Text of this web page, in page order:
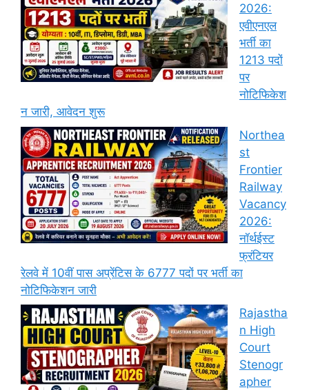
2026:
एवीएनएल
भर्ती का
1213 पदों
पर
नोटिफिकेश
न जारी, आवेदन शुरू
Northea
st
Frontier
Railway
Vacancy
2026:
नॉर्थईस्ट
फ्रंटियर
रेलवे में 10वीं पास अप्रेंटिस के 6777 पदों पर भर्ती का
नोटिफिकेशन जारी
Rajastha
n High
Court
Stenogr
apher